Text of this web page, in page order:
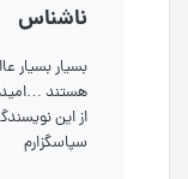
ناشناس
بسیار بسیار
هستند
از این
سپاسگزارم